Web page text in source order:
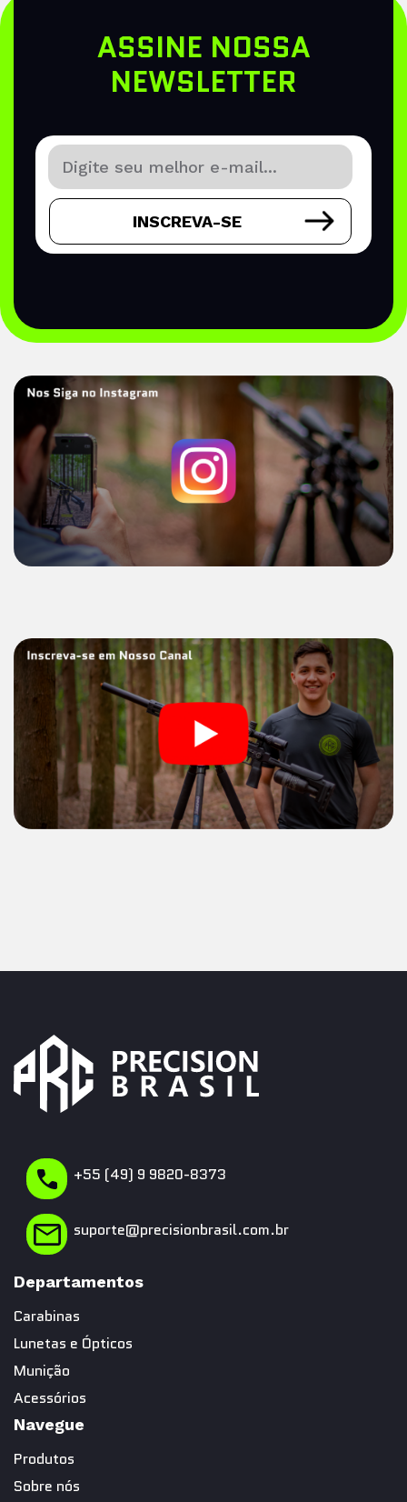
ASSINE NOSSA
NEWSLETTER
INSCREVA-SE
+55 (49) 9 9820-8373
suporte@precisionbrasil.com.br
Departamentos
Carabinas
Lunetas e Ópticos
Munição
Acessórios
Navegue
Produtos
Sobre nós